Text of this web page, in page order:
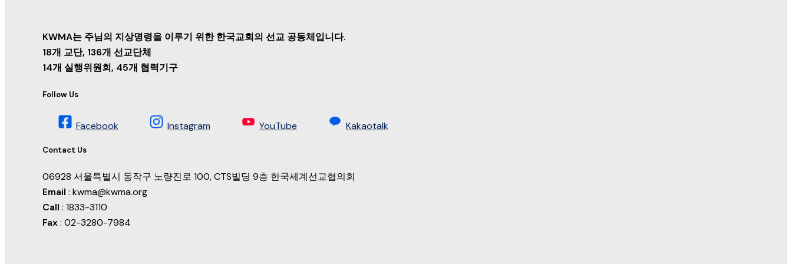
KWMA는 주님의 지상명령을 이루기 위한 한국교회의 선교 공동체입니다.
18개 교단, 136개 선교단체
14개 실행위원회, 45개 협력기구
Follow Us
Facebook Instagram YouTube Kakaotalk
Contact Us
06928 서울특별시 동작구 노량진로 100, CTS빌딩 9층 한국세계선교협의회
Email : kwma@kwma.org
Call : 1833-3110
Fax: 02-3280-7984